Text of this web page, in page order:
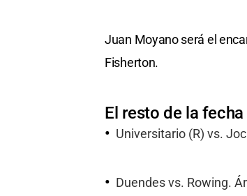
Juan Moyano será el
Fisherton.
El resto de la fecha
Universitario (R) vs.
Duendes vs. Rowing.